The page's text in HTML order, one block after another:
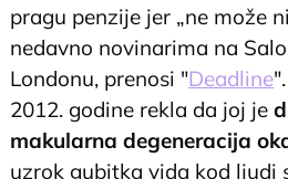
pragu penzije jer „ne može
nedavno novinarima na
Londonu, prenosi "Deadline
2012. godine rekla da joj je
makularna degeneracija
uzrok gubitka vida kod ljudi